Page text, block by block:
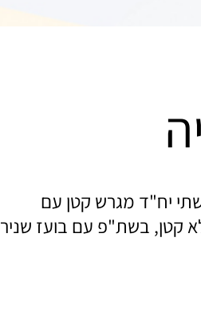
יח"ד מגרש קטן עם
לא קטן, בשת"פ עם בועז שניר